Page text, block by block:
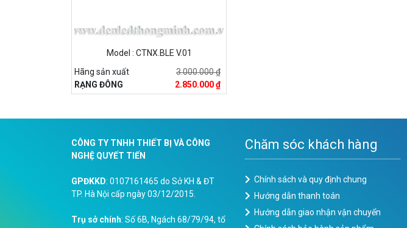
Model : CTNX.BLE V.01
Hãng sản xuất
RẠNG ĐÔNG
3.000.000 ₫
2.850.000 ₫
CÔNG TY TNHH THIẾT BỊ VÀ CÔNG
NGHỆ QUYẾT TIẾN
GPĐKKD: 0107161465 do Sở KH & ĐT
TP. Hà Nội cấp ngày 03/12/2015.
Trụ sở chính: Số 6B, Ngách 68/79/94, tổ
Chăm sóc khách hàng
Chính sách và quy định chung
Hướng dẫn thanh toán
Hướng dẫn giao nhận vận chuyển